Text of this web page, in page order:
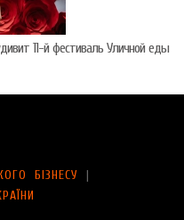
11-й фестиваль Уличной еды
БІЗНЕСУ |